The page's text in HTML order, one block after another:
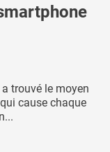
trouvé le moyen
cause chaque